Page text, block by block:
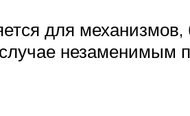
для
незаменимым